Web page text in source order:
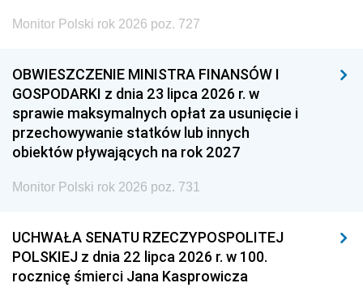
Monitor Polski rok 2026 poz. 727
OBWIESZCZENIE MINISTRA FINANSÓW I
GOSPODARKI z dnia 23 lipca 2026 r. w
sprawie maksymalnych opłat za usunięcie i
przechowywanie statków lub innych
obiektów pływających na rok 2027
Monitor Polski rok 2026 poz. 731
UCHWAŁA SENATU RZECZYPOSPOLITEJ
POLSKIEJ z dnia 22 lipca 2026 r. w 100.
rocznicę śmierci Jana Kasprowicza